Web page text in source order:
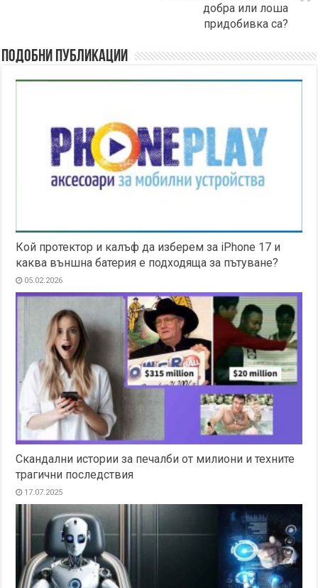
добра или лоша
придобивка са?
Подобни публикации
Кой протектор и калъф да изберем за iPhone 17 и
каква външна батерия е подходяща за пътуване?
05.02.2026
Скандални истории за печалби от милиони и техните
трагични последствия
17.07.2025